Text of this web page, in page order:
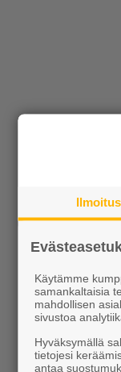
Ilmoitus
Käytämme
samankaltaisia
mahdollisen
sivustoa
Hyväksymällä
tietojesi
antaa